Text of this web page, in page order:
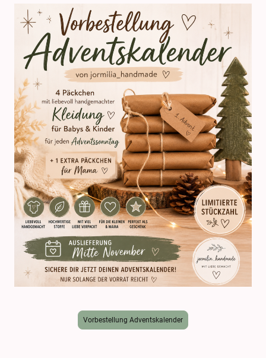
Vorbestellung Adventskalender